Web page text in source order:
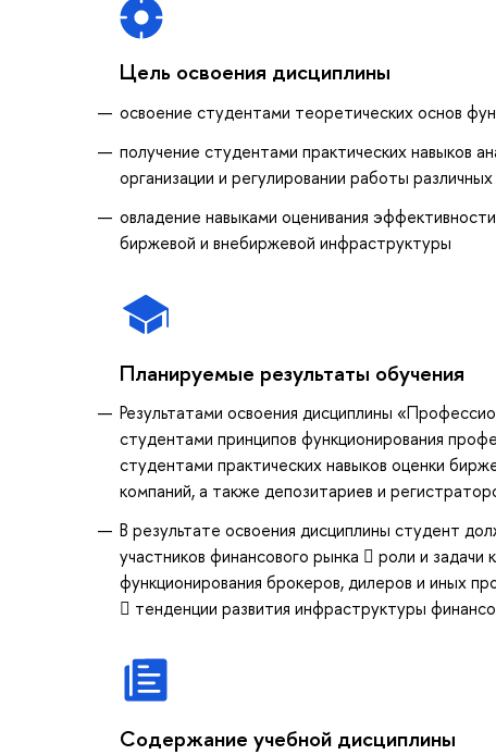
Цель освоения дисциплины
освоение студентами теоретических основ
получение студентами практических навыков
организации и регулировании работы
овладение навыками оценивания
биржевой и внебиржевой инфраструктуры
Планируемые результаты обучения
Результатами освоения дисциплины
студентами принципов функционирования
студентами практических навыков оценки
компаний, а также депозитариев и
В результате освоения дисциплины студент
участников финансового рынка  роли и
функционирования брокеров, дилеров и иных
 тенденции развития инфраструктуры
Содержание учебной дисциплины